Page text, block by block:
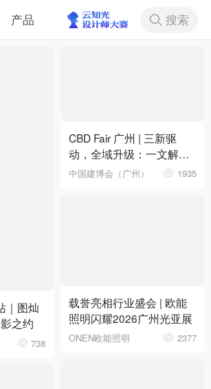
产品 搜索
下拉刷新
｜图灿
之约
738
CBD Fair 广州 | 三新驱
动，全域升级：一文解锁
第28届中国建博会（广
中国建博会（广州） 1935
载誉亮相行业盛会 | 欧能
照明闪耀2026广州光亚展
ONEN欧能照明 2377